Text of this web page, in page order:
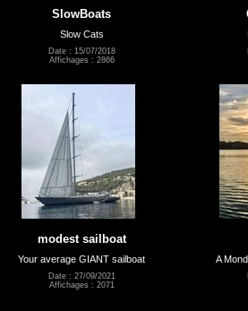
SlowBoats
Slow Cats
Date : 15/07/2018
Affichages : 2866
modest sailboat
Your average GIANT sailboat
Date : 27/09/2021
Affichages : 2071
A